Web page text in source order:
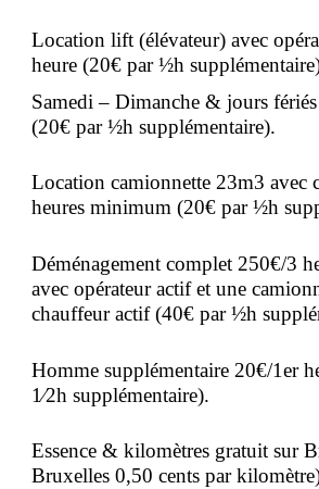
Location lift (élévateur) avec
heure (20€ par ½h
Samedi – Dimanche & jours
(20€ par ½h supplémentaire).
Location camionnette 23m3 avec
heures minimum (20€ par ½h
Déménagement complet 250€/3
avec opérateur actif et une
chauffeur actif (40€ par ½h
Homme supplémentaire 20€/1er
1⁄2h supplémentaire).
Essence & kilomètres gratuit sur
Bruxelles 0,50 cents par